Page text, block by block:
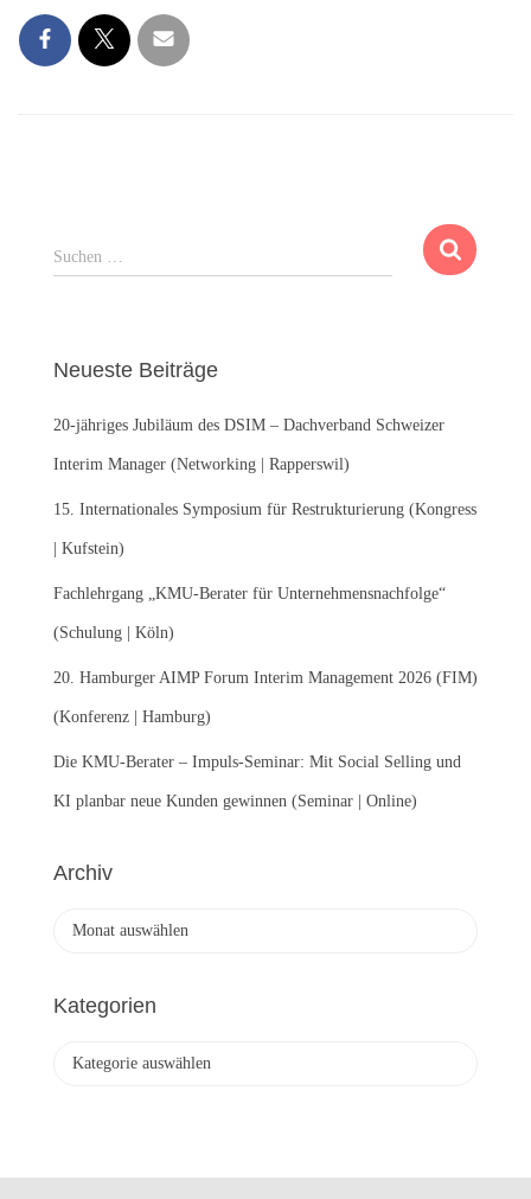
S
u
n
a
c
:
Suchen …
Neueste Beiträge
20-jähriges Jubiläum des DSIM – Dachverband Schweizer
Interim Manager (Networking | Rapperswil)
15. Internationales Symposium für Restrukturierung (Kongress
| Kufstein)
Fachlehrgang „KMU-Berater für Unternehmensnachfolge“
(Schulung | Köln)
20. Hamburger AIMP Forum Interim Management 2026 (FIM)
(Konferenz | Hamburg)
Die KMU-Berater – Impuls-Seminar: Mit Social Selling und
KI planbar neue Kunden gewinnen (Seminar | Online)
Archiv
h
Kategorien
o